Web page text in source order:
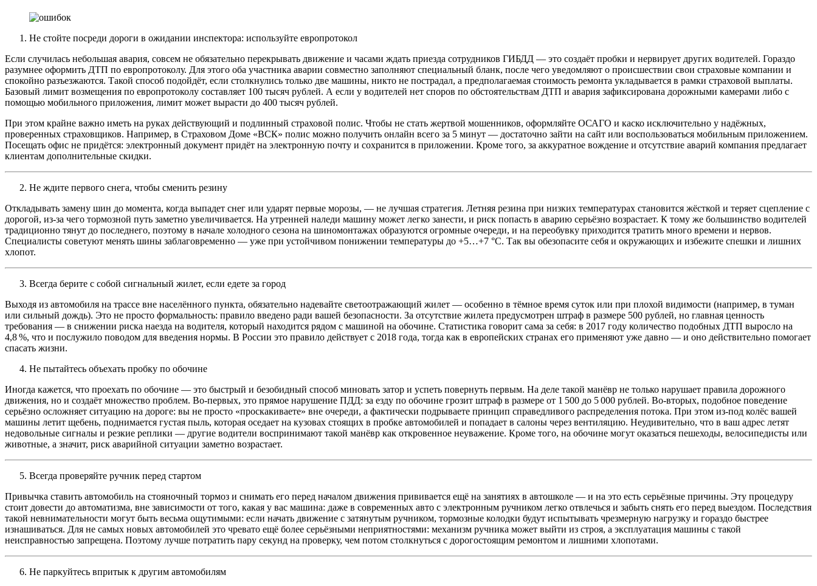
Не стойте посреди дороги в ожидании инспектора: используйте европротокол
Если случилась небольшая авария, совсем не обязательно перекрывать движение и часами ждать приезда сотрудников ГИБДД — это создаёт пробки и нервирует других водителей. Гораздо
разумнее оформить ДТП по европротоколу. Для этого оба участника аварии совместно заполняют специальный бланк, после чего уведомляют о происшествии свои страховые компании и
спокойно разъезжаются. Такой способ подойдёт, если столкнулись только две машины, никто не пострадал, а предполагаемая стоимость ремонта укладывается в рамки страховой выплаты.
Базовый лимит возмещения по европротоколу составляет 100 тысяч рублей. А если у водителей нет споров по обстоятельствам ДТП и авария зафиксирована дорожными камерами либо с
помощью мобильного приложения, лимит может вырасти до 400 тысяч рублей.
При этом крайне важно иметь на руках действующий и подлинный страховой полис. Чтобы не стать жертвой мошенников, оформляйте ОСАГО и каско исключительно у надёжных,
проверенных страховщиков. Например, в Страховом Доме «ВСК» полис можно получить онлайн всего за 5 минут — достаточно зайти на сайт или воспользоваться мобильным приложением.
Посещать офис не придётся: электронный документ придёт на электронную почту и сохранится в приложении. Кроме того, за аккуратное вождение и отсутствие аварий компания предлагает
клиентам дополнительные скидки.
Не ждите первого снега, чтобы сменить резину
Откладывать замену шин до момента, когда выпадет снег или ударят первые морозы, — не лучшая стратегия. Летняя резина при низких температурах становится жёсткой и теряет сцепление с
дорогой, из‑за чего тормозной путь заметно увеличивается. На утренней наледи машину может легко занести, и риск попасть в аварию серьёзно возрастает. К тому же большинство водителей
традиционно тянут до последнего, поэтому в начале холодного сезона на шиномонтажах образуются огромные очереди, и на переобувку приходится тратить много времени и нервов.
Специалисты советуют менять шины заблаговременно — уже при устойчивом понижении температуры до +5…+7 °C. Так вы обезопасите себя и окружающих и избежите спешки и лишних
хлопот.
Всегда берите с собой сигнальный жилет, если едете за город
Выходя из автомобиля на трассе вне населённого пункта, обязательно надевайте светоотражающий жилет — особенно в тёмное время суток или при плохой видимости (например, в туман
или сильный дождь). Это не просто формальность: правило введено ради вашей безопасности. За отсутствие жилета предусмотрен штраф в размере 500 рублей, но главная ценность
требования — в снижении риска наезда на водителя, который находится рядом с машиной на обочине. Статистика говорит сама за себя: в 2017 году количество подобных ДТП выросло на
4,8 %, что и послужило поводом для введения нормы. В России это правило действует с 2018 года, тогда как в европейских странах его применяют уже давно — и оно действительно помогает
спасать жизни.
Не пытайтесь объехать пробку по обочине
Иногда кажется, что проехать по обочине — это быстрый и безобидный способ миновать затор и успеть повернуть первым. На деле такой манёвр не только нарушает правила дорожного
движения, но и создаёт множество проблем. Во‑первых, это прямое нарушение ПДД: за езду по обочине грозит штраф в размере от 1 500 до 5 000 рублей. Во‑вторых, подобное поведение
серьёзно осложняет ситуацию на дороге: вы не просто «проскакиваете» вне очереди, а фактически подрываете принцип справедливого распределения потока. При этом из‑под колёс вашей
машины летит щебень, поднимается густая пыль, которая оседает на кузовах стоящих в пробке автомобилей и попадает в салоны через вентиляцию. Неудивительно, что в ваш адрес летят
недовольные сигналы и резкие реплики — другие водители воспринимают такой манёвр как откровенное неуважение. Кроме того, на обочине могут оказаться пешеходы, велосипедисты или
животные, а значит, риск аварийной ситуации заметно возрастает.
Всегда проверяйте ручник перед стартом
Привычка ставить автомобиль на стояночный тормоз и снимать его перед началом движения прививается ещё на занятиях в автошколе — и на это есть серьёзные причины. Эту процедуру
стоит довести до автоматизма, вне зависимости от того, какая у вас машина: даже в современных авто с электронным ручником легко отвлечься и забыть снять его перед выездом. Последствия
такой невнимательности могут быть весьма ощутимыми: если начать движение с затянутым ручником, тормозные колодки будут испытывать чрезмерную нагрузку и гораздо быстрее
изнашиваться. Для не самых новых автомобилей это чревато ещё более серьёзными неприятностями: механизм ручника может выйти из строя, а эксплуатация машины с такой
неисправностью запрещена. Поэтому лучше потратить пару секунд на проверку, чем потом столкнуться с дорогостоящим ремонтом и лишними хлопотами.
Не паркуйтесь впритык к другим автомобилям